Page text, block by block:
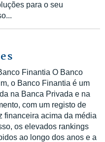
para o seu
Finantia O Banco
o Banco Finantia é um
na Banca Privada e na
com um registo de
financeira acima da média
os elevados rankings
ao longo dos anos e a